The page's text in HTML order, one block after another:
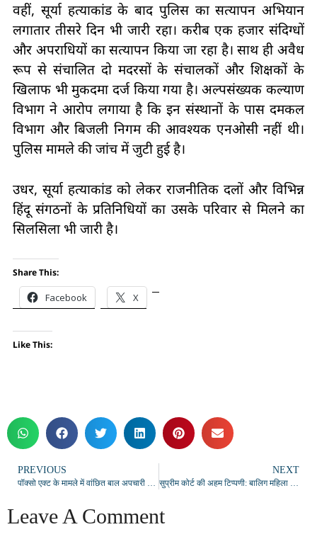
वहीं, सूर्या हत्याकांड के बाद पुलिस का सत्यापन अभियान
लगातार तीसरे दिन भी जारी रहा। करीब एक हजार संदिग्धों
और अपराधियों का सत्यापन किया जा रहा है। साथ ही अवैध
रूप से संचालित दो मदरसों के संचालकों और शिक्षकों के
खिलाफ भी मुकदमा दर्ज किया गया है। अल्पसंख्यक कल्याण
विभाग ने आरोप लगाया है कि इन संस्थानों के पास दमकल
विभाग और बिजली निगम की आवश्यक एनओसी नहीं थी।
पुलिस मामले की जांच में जुटी हुई है।
उधर, सूर्या हत्याकांड को लेकर राजनीतिक दलों और विभिन्न
हिंदू संगठनों के प्रतिनिधियों का उसके परिवार से मिलने का
सिलसिला भी जारी है।
Share This:
Facebook X
Like This:
PREVIOUS
पॉक्सो एक्ट के मामले में वांछित बाल अपचारी पुलिस अभिरक्षा में, कासिमाबाद पुलिस की कार्रवाई
NEXT
सुप्रीम कोर्ट की अहम टिप्पणी: बालिग महिला की स्वेच्छा से की गई वेश्यावृत्ति अपराध नहीं, पुलिस को उत्पीड़न से बचने का निर्देश
Leave A Comment